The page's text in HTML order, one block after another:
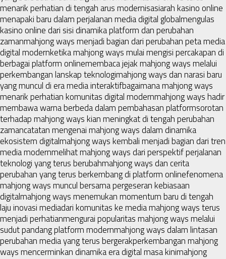
menarik perhatian di tengah arus modernisasiarah kasino online
menapaki baru dalam perjalanan media digital globalmengulas
kasino online dari sisi dinamika platform dan perubahan
zamanmahjong ways menjadi bagian dari perubahan peta media
digital modernketika mahjong ways mulai mengisi percakapan di
berbagai platform onlinemembaca jejak mahjong ways melalui
perkembangan lanskap teknologimahjong ways dan narasi baru
yang muncul di era media interaktifbagaimana mahjong ways
menarik perhatian komunitas digital modernmahjong ways hadir
membawa warna berbeda dalam pembahasan platformsorotan
terhadap mahjong ways kian meningkat di tengah perubahan
zamancatatan mengenai mahjong ways dalam dinamika
ekosistem digitalmahjong ways kembali menjadi bagian dari tren
media modernmelihat mahjong ways dari perspektif perjalanan
teknologi yang terus berubahmahjong ways dan cerita
perubahan yang terus berkembang di platform onlinefenomena
mahjong ways muncul bersama pergeseran kebiasaan
digitalmahjong ways menemukan momentum baru di tengah
laju inovasi mediadari komunitas ke media mahjong ways terus
menjadi perhatianmengurai popularitas mahjong ways melalui
sudut pandang platform modernmahjong ways dalam lintasan
perubahan media yang terus bergerakperkembangan mahjong
ways mencerminkan dinamika era digital masa kinimahjong